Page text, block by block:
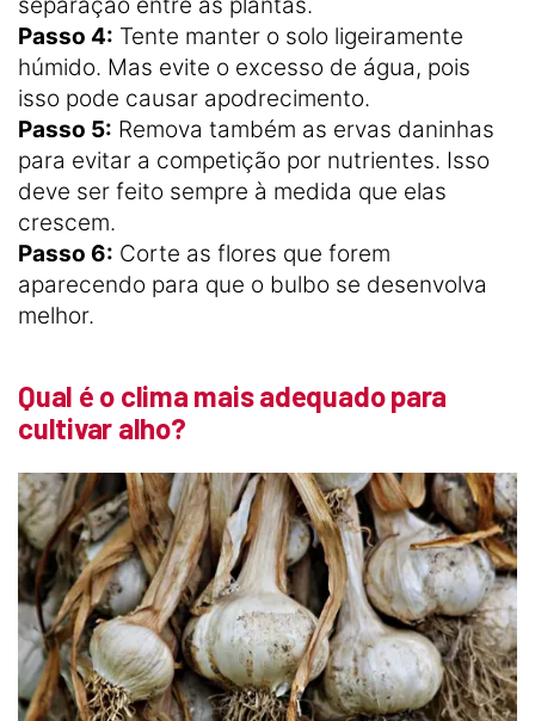
separação entre as plantas.
Passo 4: Tente manter o solo ligeiramente
húmido. Mas evite o excesso de água, pois
isso pode causar apodrecimento.
Passo 5: Remova também as ervas daninhas
para evitar a competição por nutrientes. Isso
deve ser feito sempre à medida que elas
crescem.
Passo 6: Corte as flores que forem
aparecendo para que o bulbo se desenvolva
melhor.
Qual é o clima mais adequado para
cultivar alho?